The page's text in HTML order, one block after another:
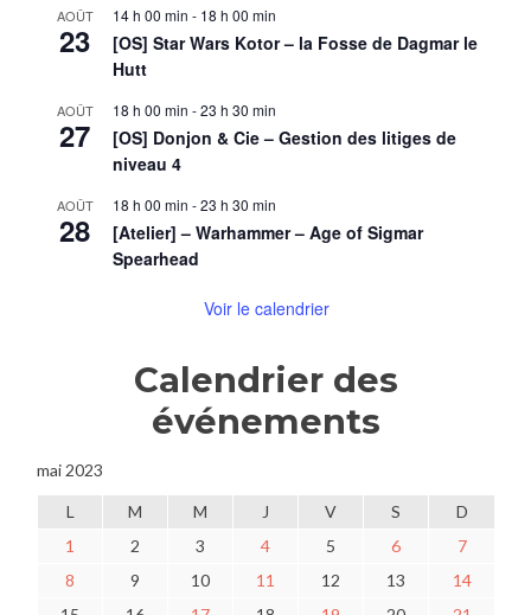
AOÛT
23
14 h 00 min - 18 h 00 min
[OS] Star Wars Kotor – la Fosse de Dagmar le
Hutt
AOÛT
27
18 h 00 min -23 h 30 min
[OS] Donjon & Cie – Gestion des litiges de
niveau 4
AOÛT
28
18 h 00 min -23 h 30 min
[Atelier] – Warhammer – Age of Sigmar
Spearhead
Voir le calendrier
Calendrier des
événements
mai 2023
L M M J V S
D
1
2 3 4 5 6
7
8
9 10 11 12 13
14